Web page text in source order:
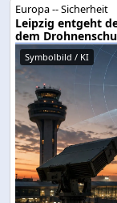
Europa -- Sicherheit
Leipzig entgeht
dem
Symbolbild / KI